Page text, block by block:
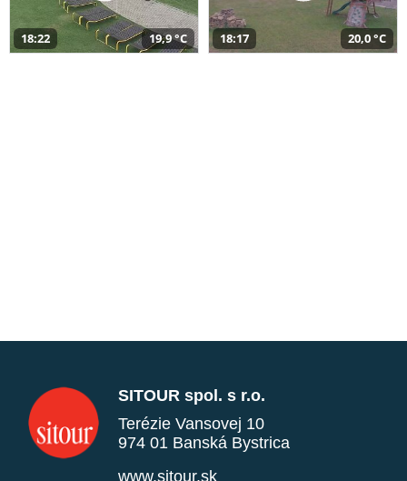
18:22 19,9 °C 18:17 20,0 °C
SITOUR spol. s r.o.
Terézie Vansovej 10
974 01 Banská Bystrica
www.sitour.sk